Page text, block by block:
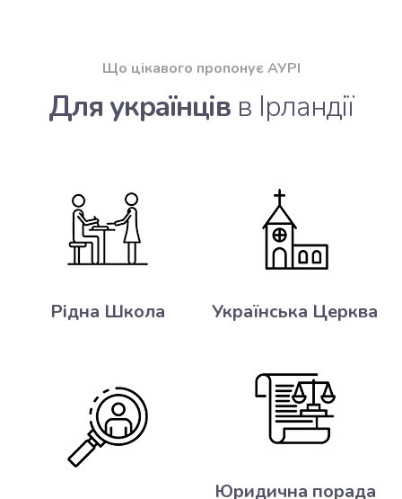
Що цікавого пропонує АУРІ
Для українців в Ірландії
Рідна Школа Українська Церква
Юридична порада